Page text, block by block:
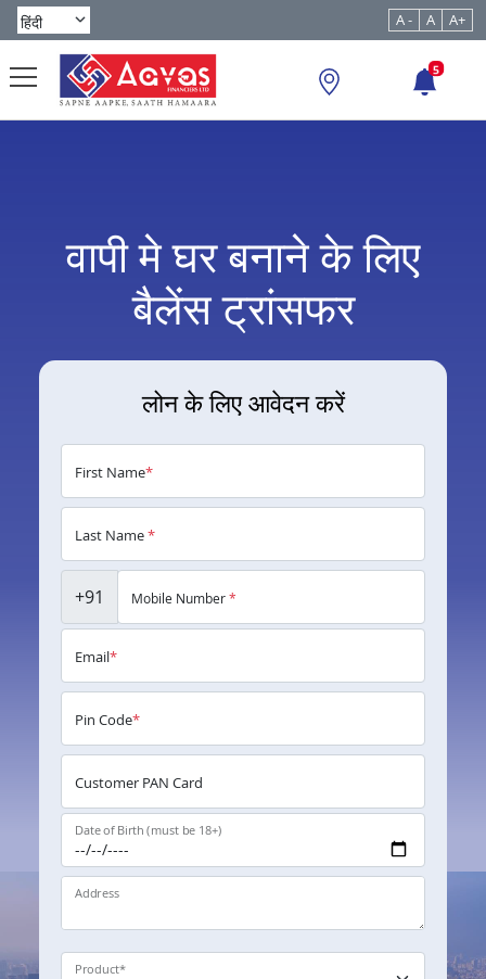
A - A A+
5
वापी मे घर बनाने के लिए
बैलेंस ट्रांसफर
लोन के लिए आवेदन करें
First Name*
Last Name*
+91 Mobile Number*
Email*
Pin Code*
Customer PAN Card
Date of Birth (must be 18+)
Address
Product*